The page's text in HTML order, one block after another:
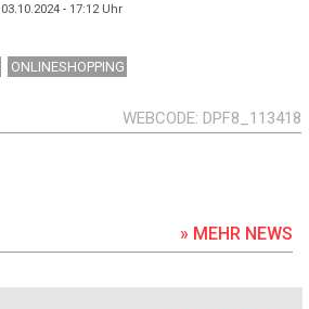
03.10.2024 - 17:12Uhr
ONLINESHOPPING
WEBCODE DPF8_113418
» MEHR NEWS